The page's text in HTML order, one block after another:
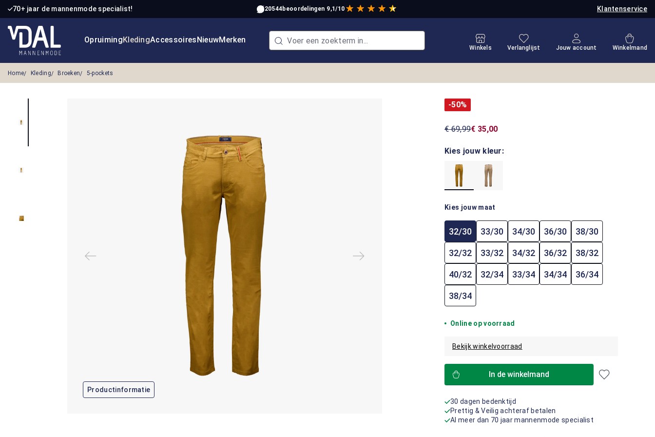
de hoofdinhoud
Ga naar de zoekopdracht
Ga naar de hoofdnavigatie
70+ jaar de mannenmode specialist! Klantenservice
20544beoordelingen 9,1/10
OpruimingKledingAccessoiresNieuwMerken
Winkels
Je hebt 0 items op je verlanglijstje
Verlanglijst Jouw account Winkelmand
Home Kleding Broeken 5-pockets
Productinformatie
-50%
€ 69,99€ 35,00
Kies jouw kleur:
Kies jouw maat
32/30 33/30 34/30 36/30 38/30
32/32 33/32 34/32 36/32 38/32
40/32 32/34 33/34 34/34 36/34
38/34
Online op voorraad
Bekijk winkelvoorraad
In de winkelmand
30 dagen bedenktijd
Prettig & Veilig achteraf betalen
Al meer dan 70 jaar mannenmode specialist